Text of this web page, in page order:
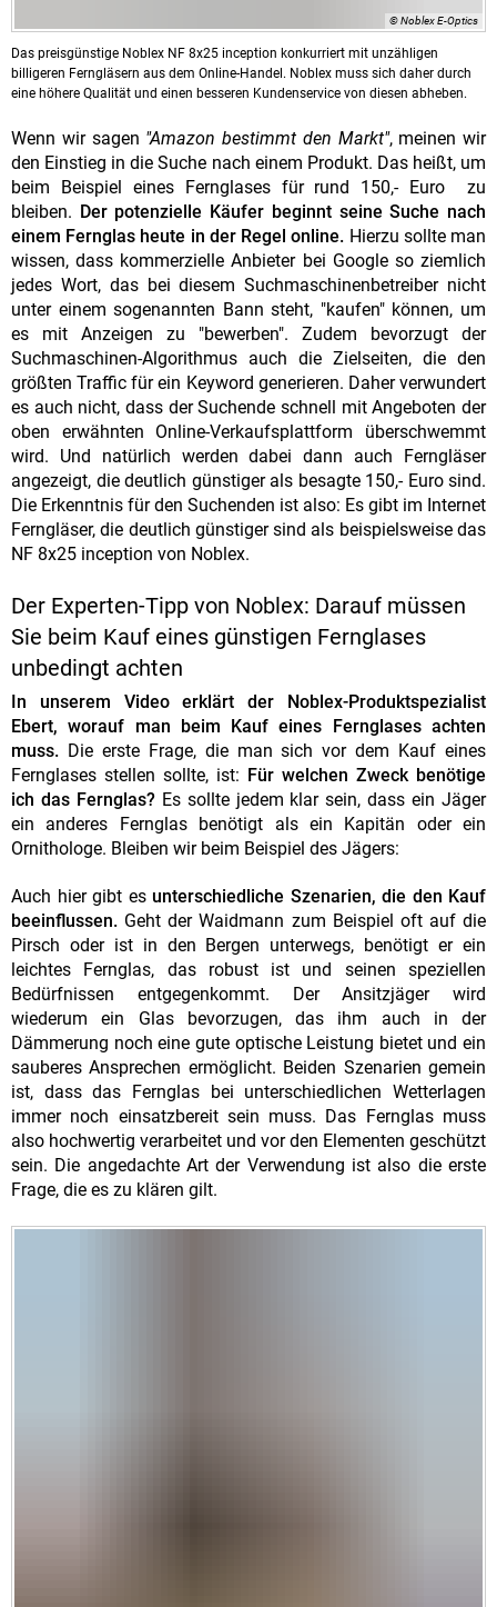
© Noblex E-Optics
Das preisgünstige Noblex NF 8x25 inception konkurriert mit unzähligen
billigeren Ferngläsern aus dem Online-Handel. Noblex muss sich daher durch
eine höhere Qualität und einen besseren Kundenservice von diesen abheben.
Wenn wir sagen "Amazon bestimmt den Markt", meinen wir
den Einstieg in die Suche nach einem Produkt. Das heißt, um
beim Beispiel eines Fernglases für rund 150,- Euro zu
bleiben. Der potenzielle Käufer beginnt seine Suche nach
einem Fernglas heute in der Regel online. Hierzu sollte man
wissen, dass kommerzielle Anbieter bei Google so ziemlich
jedes Wort, das bei diesem Suchmaschinenbetreiber nicht
unter einem sogenannten Bann steht, "kaufen" können, um
es mit Anzeigen zu "bewerben". Zudem bevorzugt der
Suchmaschinen-Algorithmus auch die Zielseiten, die den
größten Traffic für ein Keyword generieren. Daher verwundert
es auch nicht, dass der Suchende schnell mit Angeboten der
oben erwähnten Online-Verkaufsplattform überschwemmt
wird. Und natürlich werden dabei dann auch Ferngläser
angezeigt, die deutlich günstiger als besagte 150,- Euro sind.
Die Erkenntnis für den Suchenden ist also: Es gibt im Internet
Ferngläser, die deutlich günstiger sind als beispielsweise das
NF 8x25 inception von Noblex.
Der Experten-Tipp von Noblex: Darauf müssen
Sie beim Kauf eines günstigen Fernglases
unbedingt achten
In unserem Video erklärt der Noblex-Produktspezialist
Ebert, worauf man beim Kauf eines Fernglases achten
muss. Die erste Frage, die man sich vor dem Kauf eines
Fernglases stellen sollte, ist: Für welchen Zweck benötige
ich das Fernglas?Es sollte jedem klar sein, dass ein Jäger
ein anderes Fernglas benötigt als ein Kapitän oder ein
Ornithologe. Bleiben wir beim Beispiel des Jägers:
Auch hier gibt es unterschiedliche Szenarien, die den Kauf
beeinflussen. Geht der Waidmann zum Beispiel oft auf die
Pirsch oder ist in den Bergen unterwegs, benötigt er ein
leichtes Fernglas, das robust ist und seinen speziellen
Bedürfnissen entgegenkommt. Der Ansitzjäger wird
wiederum ein Glas bevorzugen, das ihm auch in der
Dämmerung noch eine gute optische Leistung bietet und ein
sauberes Ansprechen ermöglicht. Beiden Szenarien gemein
ist, dass das Fernglas bei unterschiedlichen Wetterlagen
immer noch einsatzbereit sein muss. Das Fernglas muss
also hochwertig verarbeitet und vor den Elementen geschützt
sein. Die angedachte Art der Verwendung ist also die erste
Frage, die es zu klären gilt.